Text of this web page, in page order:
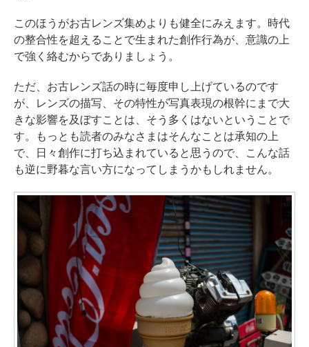
このほうがお古レンズ集めよりも健全にみえます。時代
の整合性を超えることで生まれた創作行為が、意識の上
で強く絡むからでありましょう。
ただ、お古レンズ話の時に毎度申し上げているのです
が、レンズの描写、その特性が写真表現の根幹にまで大
きな影響を及ぼすことは、そう多くはないということで
す。もっとも読者のみなさまはそんなことは承知の上
で、日々創作に打ち込まれていると思うので、こんな話
も逆に野暮な言い方になってしまうかもしれません。